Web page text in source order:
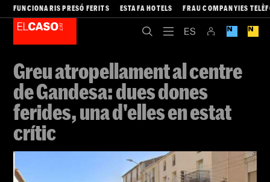
FUNCIONARIS PRESÓ FERITS ESTAFA HOTELS FRAU COMPANYIES
Greu atropellament al centre
de Gandesa: dues dones
ferides, una d'elles en estat
crític